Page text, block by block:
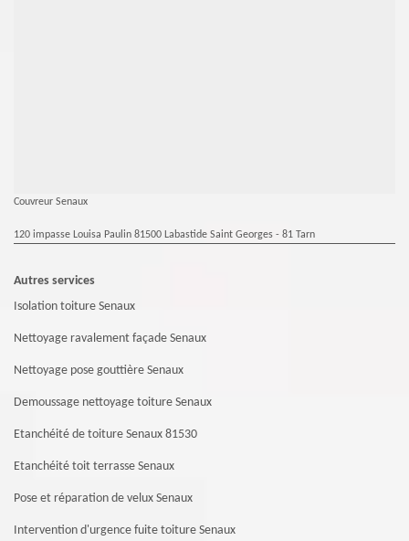
Couvreur Senaux
120 impasse Louisa Paulin 81500 Labastide Saint Georges - 81 Tarn
Autres services
Isolation toiture Senaux
Nettoyage ravalement façade Senaux
Nettoyage pose gouttière Senaux
Demoussage nettoyage toiture Senaux
Etanchéité de toiture Senaux 81530
Etanchéité toit terrasse Senaux
Pose et réparation de velux Senaux
Intervention d'urgence fuite toiture Senaux